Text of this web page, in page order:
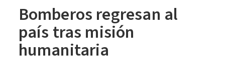
Bomberos regresan al
país tras misión
humanitaria